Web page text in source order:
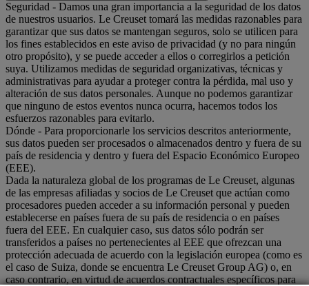
Seguridad - Damos una gran importancia a la seguridad de los datos
de nuestros usuarios. Le Creuset tomará las medidas razonables para
garantizar que sus datos se mantengan seguros, solo se utilicen para
los fines establecidos en este aviso de privacidad (y no para ningún
otro propósito), y se puede acceder a ellos o corregirlos a petición
suya. Utilizamos medidas de seguridad organizativas, técnicas y
administrativas para ayudar a proteger contra la pérdida, mal uso y
alteración de sus datos personales. Aunque no podemos garantizar
que ninguno de estos eventos nunca ocurra, hacemos todos los
esfuerzos razonables para evitarlo.
Dónde - Para proporcionarle los servicios descritos anteriormente,
sus datos pueden ser procesados o almacenados dentro y fuera de su
país de residencia y dentro y fuera del Espacio Económico Europeo
(EEE).
Dada la naturaleza global de los programas de Le Creuset, algunas
de las empresas afiliadas y socios de Le Creuset que actúan como
procesadores pueden acceder a su información personal y pueden
establecerse en países fuera de su país de residencia o en países
fuera del EEE. En cualquier caso, sus datos sólo podrán ser
transferidos a países no pertenecientes al EEE que ofrezcan una
protección adecuada de acuerdo con la legislación europea (como es
el caso de Suiza, donde se encuentra Le Creuset Group AG) o, en
caso contrario, en virtud de acuerdos contractuales específicos para